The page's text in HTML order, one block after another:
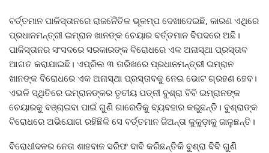
ବର୍ତ୍ତମାନ ପାକିସ୍ତାନରେ ରାଜନୈତିକ ଭୂକମ୍ପ ଦେଖାଦେଇଛି, କାରଣ ଏଥିରେ
ପ୍ରଧାନମନ୍ତ୍ରୀ ଇମ୍ରାନ ଖାନଙ୍କ ଚେୟାର ବର୍ତ୍ତମାନ ବିପଦରେ ଅଛି।
ପାକିସ୍ତାନର ସଂସଦରେ ସରକାରଙ୍କ ବିରୋଧରେ ଏକ ଅନାସ୍ଥା ପ୍ରସ୍ତାବ
ଆଗତ କରାଯାଇଛି। ଏପ୍ରିଲ ୩ ତାରିଖରେ ପ୍ରଧାନମନ୍ତ୍ରୀ ଇମ୍ରାନ
ଖାନଙ୍କ ବିରୋଧରେ ଏକ ଅନାସ୍ଥା ପ୍ରସ୍ତାବକୁ ନେଇ ଭୋଟ ଗ୍ରହଣ ହେବ।
ଏଭଳି ସ୍ଥିତିରେ ଇମ୍ରାନଙ୍କର ତୃତୀୟ ପତ୍ନୀ ବୁଶ୍ରା ବିବି ଇମ୍ରାନଙ୍କ
ଚେୟାରକୁ ବଞ୍ଚାଇବା ପାଇଁ ଗୁଣି ଗାରେଡିକୁ ବ୍ୟବହାର କରୁଛନ୍ତି। ବୁଶ୍ରାଙ୍କ
ବିରୋଧରେ ଅଭିଯୋଗ ରହିଛିକି ସେ ବର୍ତ୍ତମାନ ଜିଅନ୍ତା କୁକୁଡ଼ାକୁ ଜାଳୁଛନ୍ତି।
ବିରୋଧୀଦଳର ନେତା ଶାହବାଜ ସରିଫ ଦାବି କରିଛନ୍ତିକି ବୁଶ୍ରା ବିବି ଗୁଣି